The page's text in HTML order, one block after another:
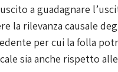
a guadagnare
la rilevanza causale
per cui la folla
sia anche rispetto